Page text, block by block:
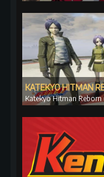
KATEKYO HITMAN
Katekyo Hitman Reborn